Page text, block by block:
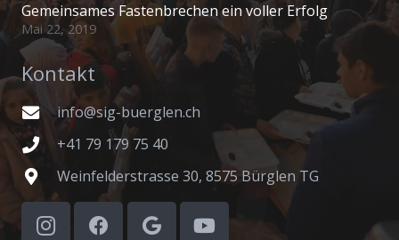
Gemeinsames Fastenbrechen ein voller Erfolg
Mai 22, 2019
Kontakt
info@sig-buerglen.ch
+41 79 179 75 40
Weinfelderstrasse 30, 8575 Bürglen TG